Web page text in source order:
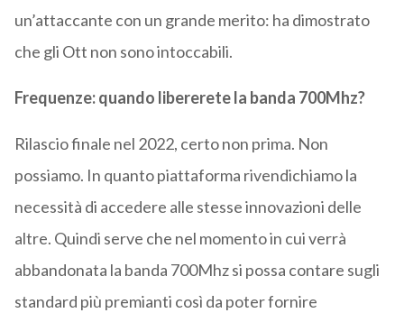
un’attaccante con un grande merito: ha dimostrato
che gli Ott non sono intoccabili.
Frequenze: quando libererete la banda 700Mhz?
Rilascio finale nel 2022, certo non prima. Non
possiamo. In quanto piattaforma rivendichiamo la
necessità di accedere alle stesse innovazioni delle
altre. Quindi serve che nel momento in cui verrà
abbandonata la banda 700Mhz si possa contare sugli
standard più premianti così da poter fornire